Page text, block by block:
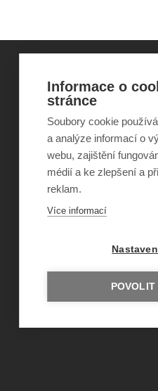
©Obecně prospěšná
Šance
ISSN
Odběr
Informace o
stránce
Soubory cookie
a analýze informací o
webu, zajištění
médií a ke zlepšení a
reklam.
Více informací